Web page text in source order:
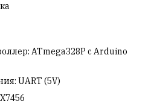
ATmega328P с Arduino
UART (5V)